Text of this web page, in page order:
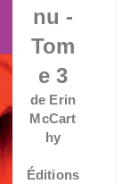
nu -
Tom
e 3
de Erin
McCart
hy
Éditions